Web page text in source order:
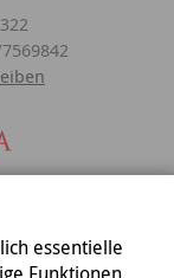
essentielle